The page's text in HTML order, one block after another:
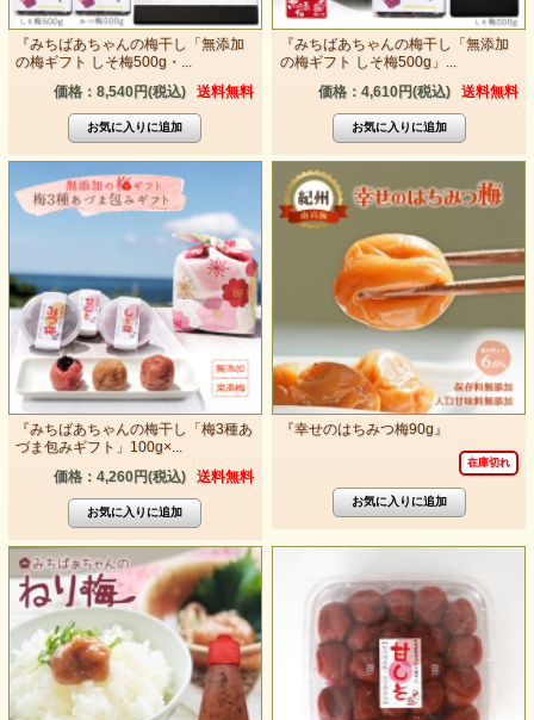
『みちばあちゃんの梅干し「無添加
の梅ギフト しそ梅500g・...
価格：8,540円(税込)
送料無料
『みちばあちゃんの梅干し「無添加
の梅ギフト しそ梅500g」...
価格：4,610円(税込)
送料無料
『みちばあちゃんの梅干し「梅3種あ
づま包みギフト」100g×...
価格：4,260円(税込)
送料無料
『幸せのはちみつ梅90g』
在庫切れ